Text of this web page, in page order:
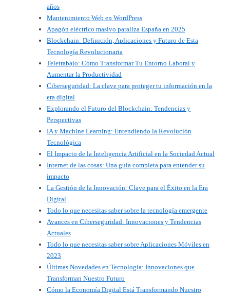
años
Mantenimiento Web en WordPress
Apagón eléctrico masivo paraliza España en 2025
Blockchain: Definición, Aplicaciones y Futuro de Esta
Tecnología Revolucionaria
Teletrabajo: Cómo Transformar Tu Entorno Laboral y
Aumentar la Productividad
Ciberseguridad: La clave para proteger tu información en la
era digital
Explorando el Futuro del Blockchain: Tendencias y
Perspectivas
IA y Machine Learning: Entendiendo la Revolución
Tecnológica
El Impacto de la Inteligencia Artificial en la Sociedad Actual
Internet de las cosas: Una guía completa para entender su
impacto
La Gestión de la Innovación: Clave para el Éxito en la Era
Digital
Todo lo que necesitas saber sobre la tecnología emergente
Avances en Ciberseguridad: Innovaciones y Tendencias
Actuales
Todo lo que necesitas saber sobre Aplicaciones Móviles en
2023
Últimas Novedades en Tecnología: Innovaciones que
Transforman Nuestro Futuro
Cómo la Economía Digital Está Transformando Nuestro